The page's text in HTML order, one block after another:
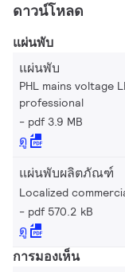
ดาวน์โหลด
แผ่นพับ
แผ่นพับ
PHL mains voltage
professional
pdf 3.9 MB
ดู
แผ่นพับผลิตภัณฑ์
Localized
pdf 570.2 kB
ดู
การมองเห็น